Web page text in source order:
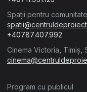
Spații pentru comunitate
+40787.407.992
Cinema Victoria, Timiș,
Program cu publicul